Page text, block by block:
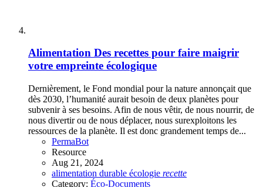
Alimentation Des recettes pour faire maigrir
votre empreinte écologique
Dernièrement, le Fond mondial pour la nature annonçait que
dès 2030, l’humanité aurait besoin de deux planètes pour
subvenir à ses besoins. Afin de nous vêtir, de nous nourrir, de
nous divertir ou de nous déplacer, nous surexploitons les
ressources de la planète. Il est donc grandement temps de...
PermaBot
Resource
Aug 21, 2024
alimentation durable écologie recette
Category: Éco-Documents